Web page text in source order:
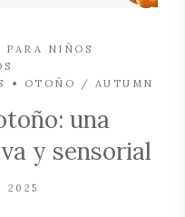
NIÑOS
OTOÑO / AUTUMN
una
y sensorial
2025